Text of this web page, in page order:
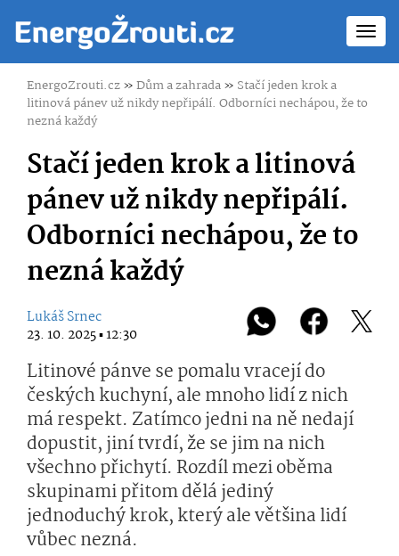
EnergoZrouti.cz»Dům a zahrada» Stačí jeden krok a
litinová pánev už nikdy nepřipálí. Odborníci nechápou, že to
nezná každý
Stačí jeden krok a litinová
pánev už nikdy nepřipálí.
Odborníci nechápou, že to
nezná každý
Lukáš Srnec
23. 10. 2025 ▪ 12:30
Litinové pánve se pomalu vracejí do
českých kuchyní, ale mnoho lidí z nich
má respekt. Zatímco jedni na ně nedají
dopustit, jiní tvrdí, že se jim na nich
všechno přichytí. Rozdíl mezi oběma
skupinami přitom dělá jediný
jednoduchý krok, který ale většina lidí
vůbec nezná.